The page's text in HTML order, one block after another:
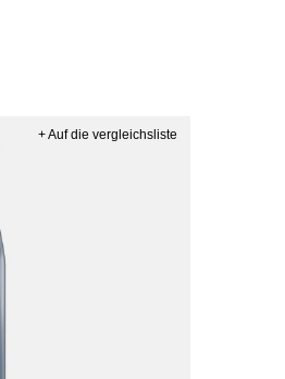
+ Auf die vergleichsliste